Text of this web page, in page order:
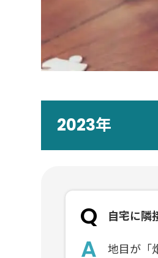
2023年
自宅に隣
地目が「